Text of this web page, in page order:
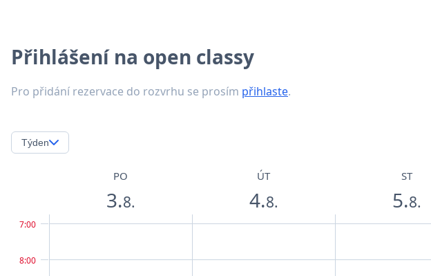
Přihlášení na open classy
Pro přidání rezervace do rozvrhu se prosím přihlaste.
Týden
PO
3.8.
ÚT
4.8.
ST
5.8.
7:00
8:00